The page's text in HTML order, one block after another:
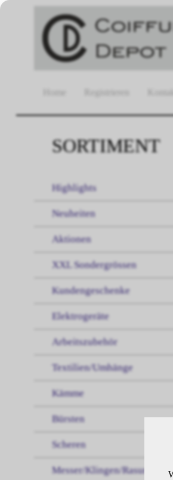
SORTIMENT
Highlights
Neuheiten
Aktionen
XXL Sondergrössen
Kundengeschenke
Elektrogeräte
Arbeitszubehör
Textilien/Umhänge
Kämme
Bürsten
Scheren
Messer/Klingen/Rasur